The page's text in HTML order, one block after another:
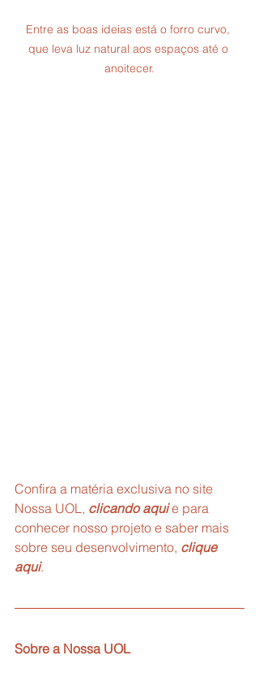
Entre as boas ideias está o forro curvo,
que leva luz natural aos espaços até o
anoitecer.
Confira a matéria exclusiva no site
Nossa UOL, clicando aqui e para
conhecer nosso projeto e saber mais
sobre seu desenvolvimento, clique
aqui.
Sobre a Nossa UOL